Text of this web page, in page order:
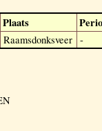
Plaats
Raamsdonksveer -